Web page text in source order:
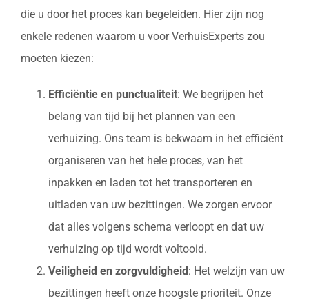
die u door het proces kan begeleiden. Hier zijn nog
enkele redenen waarom u voor VerhuisExperts zou
moeten kiezen:
Efficiëntie en punctualiteit: We begrijpen het
belang van tijd bij het plannen van een
verhuizing. Ons team is bekwaam in het efficiënt
organiseren van het hele proces, van het
inpakken en laden tot het transporteren en
uitladen van uw bezittingen. We zorgen ervoor
dat alles volgens schema verloopt en dat uw
verhuizing op tijd wordt voltooid.
Veiligheid en zorgvuldigheid : Het welzijn van uw
bezittingen heeft onze hoogste prioriteit. Onze